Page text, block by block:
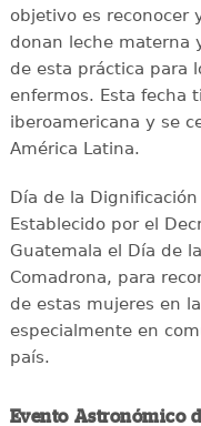
objetivo es reconocer
donan leche materna
de esta práctica para
enfermos. Esta fecha
iberoamericana y se
América Latina.
Día de la
Establecido por el
Guatemala el Día de
Comadrona, para
de estas mujeres en
especialmente en
país.
Evento Astronómico